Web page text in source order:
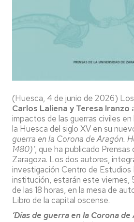
(Huesca, 4 de junio de 2026)
Carlos Laliena y Teresa Iranzo
impactos de las guerras civiles
la Huesca del siglo XV en su
guerra en la Corona de Aragón.
1480)’, que ha publicado Prensas
Zaragoza. Los dos autores,
investigación Centro de Estudios
institución, estarán este viernes,
de las 18 horas, en la mesa de
Libro de la capital oscense.
‘Días de guerra en la Corona